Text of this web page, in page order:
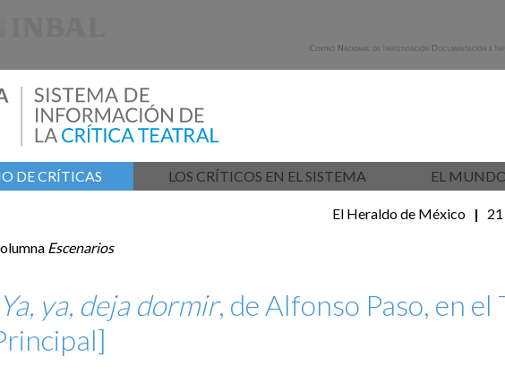
DE CRÍTICAS LOS CRÍTICOS EN EL SISTEMA EL
El Heraldo de México |
Escenarios
Ya, ya, deja dormir, de Alfonso Paso, en el